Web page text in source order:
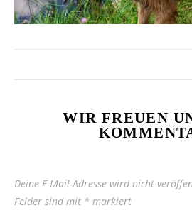
WIR FREUEN
Deine E-Mail-Adresse wird nicht
Felder sind mit * markiert